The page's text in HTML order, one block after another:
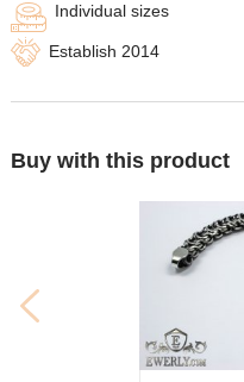
Individual sizes
Establish 2014
Buy with this product